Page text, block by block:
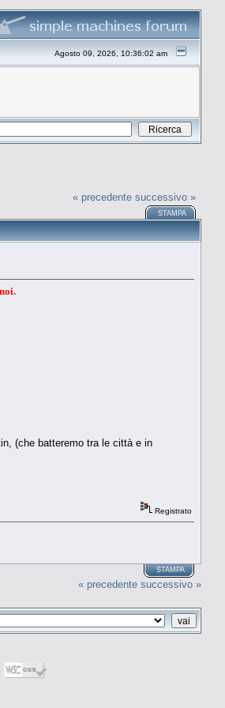
Agosto 09, 2026, 10:36:02 am
« precedente successivo »
STAMPA
(che batteremo tra le città e in
Registrato
STAMPA
« precedente successivo »